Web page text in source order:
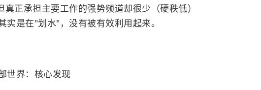
正承担主要工作的强势频道却很少（硬秩低）
是在"划水"，没有被有效利用起来。
世界：核心发现